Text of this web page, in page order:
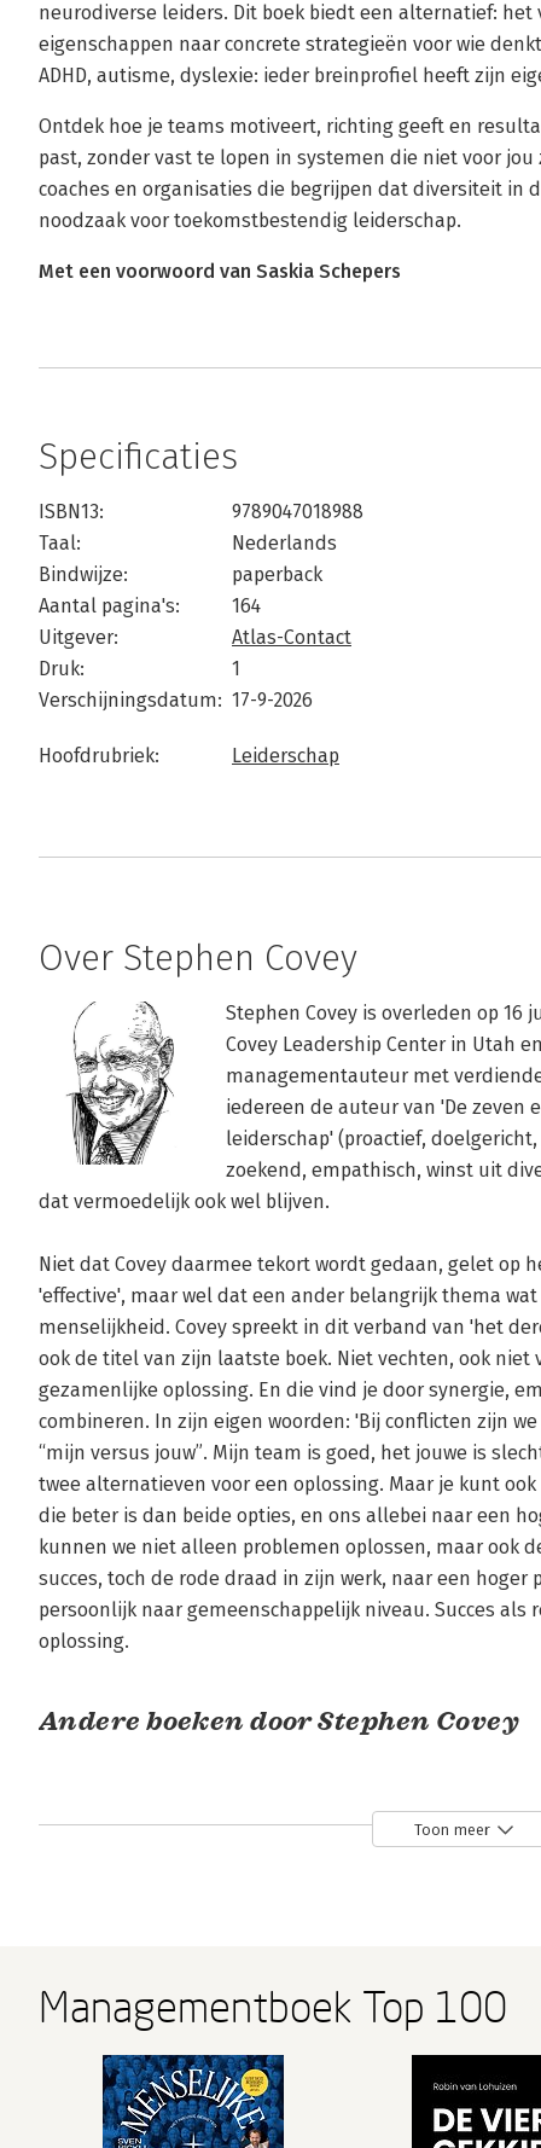
neurodiverse leiders. Dit boek biedt een alternatief: het
eigenschappen naar concrete strategieën voor wie
ADHD, autisme, dyslexie: ieder breinprofiel heeft zijn
Ontdek hoe je teams motiveert, richting geeft en
past, zonder vast te lopen in systemen die niet voor
coaches en organisaties die begrijpen dat diversiteit in
noodzaak voor toekomstbestendig leiderschap.
Met een voorwoord van Saskia Schepers
Specificaties
ISBN13:
9789047018988
Taal:
Nederlands
Bindwijze:
paperback
Aantal pagina's:
164
Uitgever:
Atlas-Contact
Druk:
1
Verschijningsdatum: 17-9-2026
Hoofdrubriek: Leiderschap
Over Stephen Covey
Stephen Covey is overleden op 16
Covey Leadership Center in Utah
managementauteur met
iedereen de auteur van 'De zeven
leiderschap' (proactief,
zoekend, empathisch, winst uit
dat vermoedelijk ook wel blijven.
Niet dat Covey daarmee tekort wordt gedaan, gelet op
'effective', maar wel dat een ander belangrijk thema
menselijkheid. Covey spreekt in dit verband van 'het
ook de titel van zijn laatste boek. Niet vechten, ook niet
gezamenlijke oplossing. En die vind je door synergie,
combineren. In zijn eigen woorden: 'Bij conflicten zijn
“mijn versus jouw”. Mijn team is goed, het jouwe is
twee alternatieven voor een oplossing. Maar je kunt
die beter is dan beide opties, en ons allebei naar een
kunnen we niet alleen problemen oplossen, maar ook
succes, toch de rode draad in zijn werk, naar een hoger
persoonlijk naar gemeenschappelijk niveau. Succes
oplossing.
Andere boeken door Stephen Covey
eigenschappen
van effectief
leiderschap
eigenschappen
van effectief
leiderschap -
Set van 50
voor succes
je leven
Toon meer
Managementboek Top 100